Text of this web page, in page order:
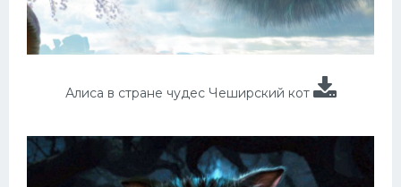
Алиса в стране чудес Чеширский кот